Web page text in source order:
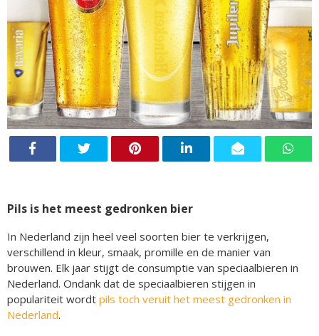
Pils is het meest gedronken bier
In Nederland zijn heel veel soorten bier te verkrijgen,
verschillend in kleur, smaak, promille en de manier van
brouwen. Elk jaar stijgt de consumptie van speciaalbieren in
Nederland. Ondank dat de speciaalbieren stijgen in
populariteit wordt pils toch veruit het meest gedronken in
Nederland.